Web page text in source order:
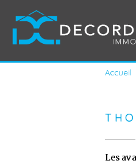
Accueil
Les